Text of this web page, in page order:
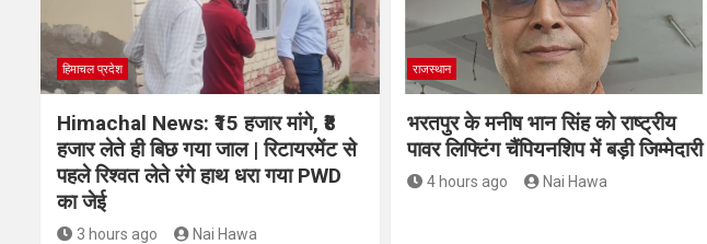
हिमाचल प्रदेश
Himachal News: ₹15 हजार मांगे, ₹8
हजार लेते ही बिछ गया जाल | रिटायरमेंट से
पहले रिश्वत लेते रंगे हाथ धरा गया PWD
का जेई
3 hours ago Nai Hawa
राजस्थान
भरतपुर के मनीष भान सिंह को राष्ट्रीय
पावर लिफ्टिंग चैंपियनशिप में बड़ी जिम्मेदारी
4 hours ago Nai Hawa